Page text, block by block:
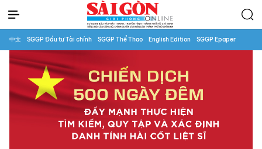
中文 SGGP Đầu tư Tài chính SGGP Thể Thao English Edition SGGP Epaper